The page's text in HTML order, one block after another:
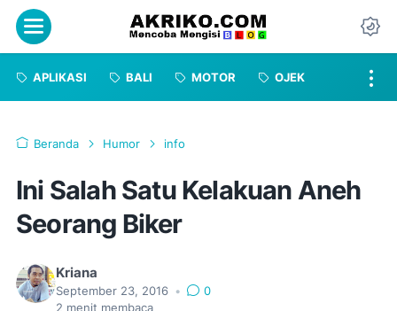
Menu
APLIKASI BALI MOTOR OJEK
Beranda Humor info
Ini Salah Satu Kelakuan Aneh
Seorang Biker
Kriana
September 23, 2016 •
0
2 menit membaca